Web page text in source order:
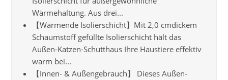
Wärmehaltung. Aus drei...
【Wärmende Isolierschicht】Mit 2,0 cmdickem
Schaumstoff gefüllte Isolierschicht hält das
Außen-Katzen-Schutthaus Ihre Haustiere effektiv
warm bei...
【Innen- & Außengebrauch】 Dieses Außen-